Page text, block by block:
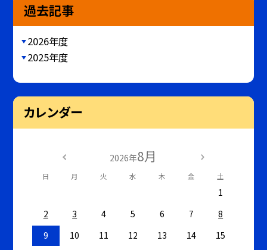
過去記事
2026年度
2025年度
カレンダー
2026年8月
日 月 火 水 木 金 土
1
2
3 4 5 6 7
8
9
10 11 12 13 14
15